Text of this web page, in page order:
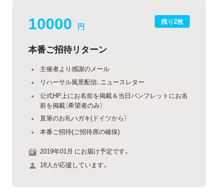
残り2枚
10000 円
本番ご招待リターン
主催者より感謝のメール
リハーサル風景配信、ニュースレター
公式HP上にお名前を掲載＆当日パンフレットにお名
前を掲載（希望者のみ）
直筆のお礼ハガキ(ドイツから）
本番ご招待(ご招待席の確保)
2019年01月 にお届け予定です。
18人が応援しています。